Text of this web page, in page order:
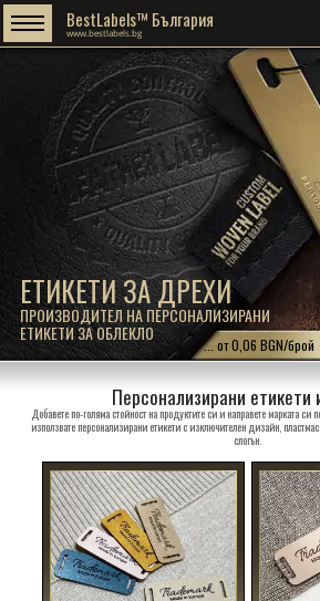
ЕТИКЕТИ ЗА ДРЕХИ
ПРОИЗВОДИТЕЛ НА ПЕРСОНАЛИЗИРАНИ
ЕТИКЕТИ ЗА ОБЛЕКЛО
BestLabels™ България
www.bestlabels.bg
... от 0,06 BGN/брой
Персонализирани етикети
Добавете по-голяма стойност на продуктите си и направете марката си
използвате персонализирани етикети с изключителен дизайн,
слогън.